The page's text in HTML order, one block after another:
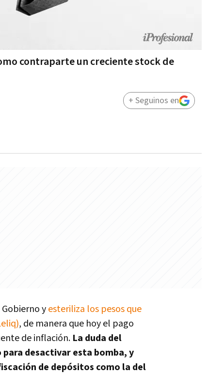
contraparte un creciente stock de
+ Seguinos en
yesteriliza los pesos que
, de manera que hoy el pago
de inflación. La duda del
para desactivar esta bomba, y
de depósitos como la del